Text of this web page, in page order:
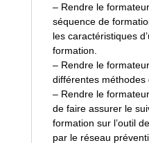
– Rendre le
séquence de
les caractéristiques
formation.
– Rendre le
différentes méthodes
– Rendre le
de faire assurer le
formation sur l’outil
par le réseau